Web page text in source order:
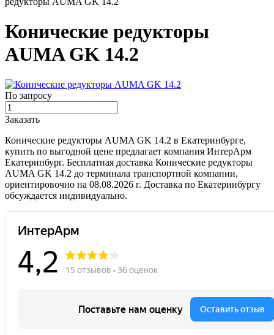
Конические редукторы
AUMA GK 14.2
По запросу
Заказать
Конические редукторы AUMA GK 14.2 в Екатеринбурге,
купить по выгодной цене предлагает компания ИнтерАрм
Екатеринбург. Бесплатная доставка Конические редукторы
AUMA GK 14.2 до терминала транспортной компании,
ориентировочно на 08.08.2026 г. Доставка по Екатеринбургу
обсуждается индивидуально.